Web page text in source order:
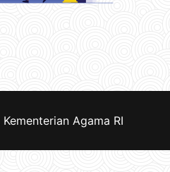
Kementerian Agama RI